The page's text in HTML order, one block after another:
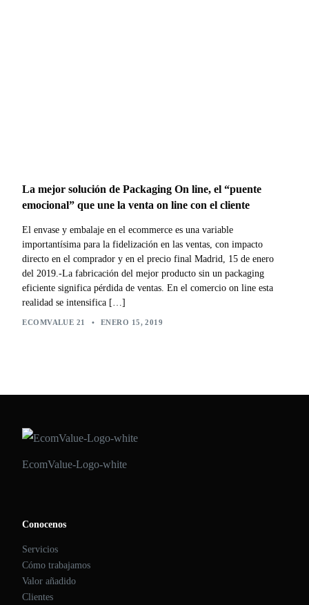
La mejor solución de Packaging On line, el “puente
emocional” que une la venta on line con el cliente
El envase y embalaje en el ecommerce es una variable
importantísima para la fidelización en las ventas, con impacto
directo en el comprador y en el precio final Madrid, 15 de enero
del 2019.-La fabricación del mejor producto sin un packaging
eficiente significa pérdida de ventas. En el comercio on line esta
realidad se intensifica […]
ECOMVALUE 21 • ENERO 15, 2019
EcomValue-Logo-white
Conocenos
Servicios
Cómo trabajamos
Valor añadido
Clientes